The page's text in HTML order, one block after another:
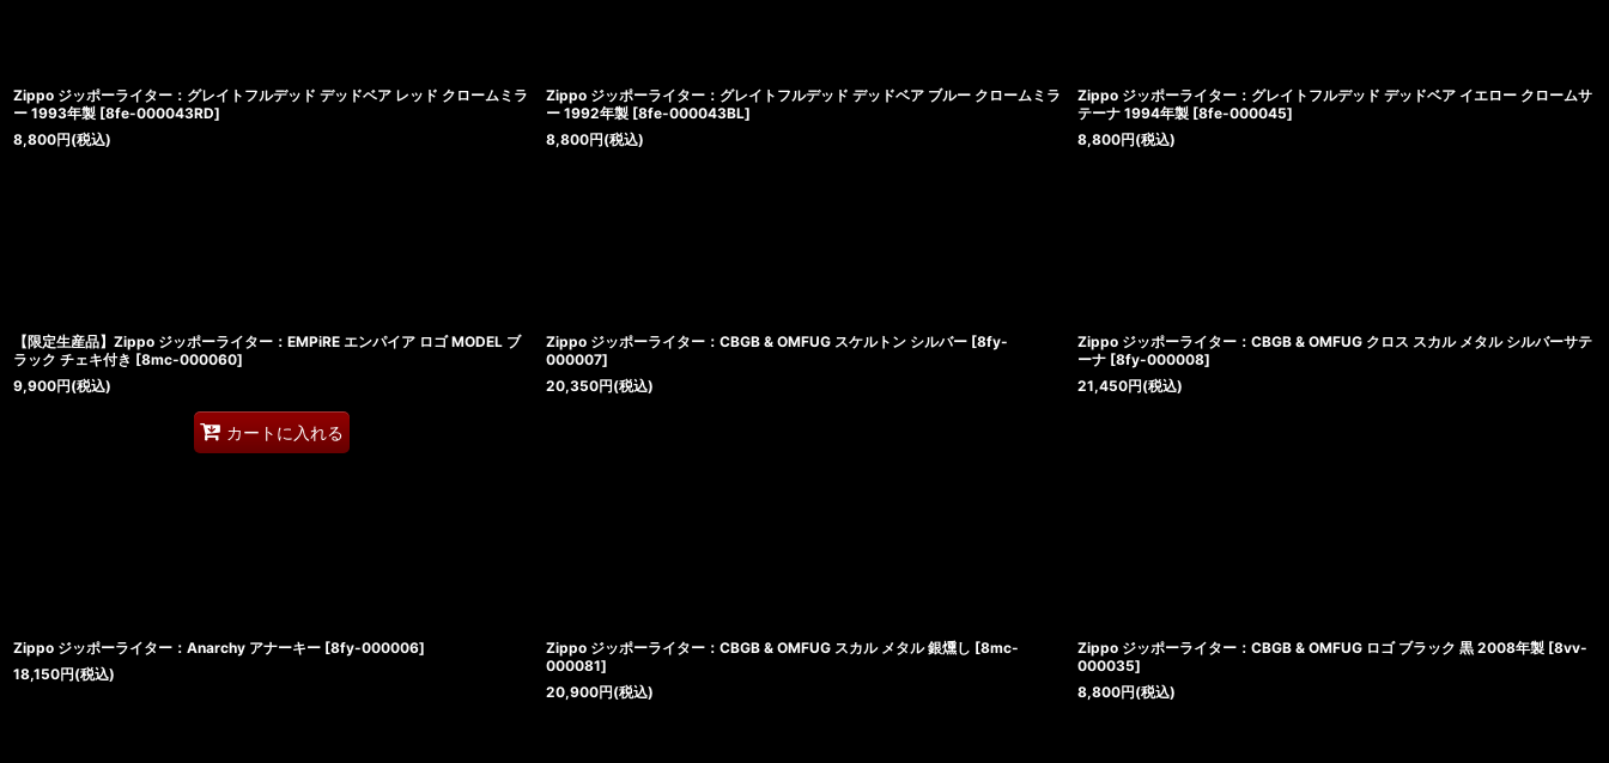
Zippo ジッポーライター：グレイトフルデッド デッドベア レッド クロームミラ
ー 1993年製 [8fe-000043RD]
8,800円(税込)
Zippo ジッポーライター：グレイトフルデッド デッドベア ブルー クロームミラ
ー 1992年製 [8fe-000043BL]
8,800円(税込)
Zippo ジッポーライター：グレイトフルデッド デッドベア イエロー クロームサ
テーナ 1994年製 [8fe-000045]
8,800円(税込)
【限定生産品】Zippo ジッポーライター：EMPiRE エンパイア ロゴ MODEL ブ
ラック チェキ付き [8mc-000060]
9,900円(税込)
カートに入れる
Zippo ジッポーライター：CBGB & OMFUG スケルトン シルバー [8fy-
000007]
20,350円(税込)
Zippo ジッポーライター：CBGB & OMFUG クロス スカル メタル シルバーサテ
ーナ [8fy-000008]
21,450円(税込)
Zippo ジッポーライター：Anarchy アナーキー [8fy-000006]
18,150円(税込)
Zippo ジッポーライター：CBGB & OMFUG スカル メタル 銀燻し [8mc-
000081]
20,900円(税込)
Zippo ジッポーライター：CBGB & OMFUG ロゴ ブラック 黒 2008年製 [8vv-
000035]
8,800円(税込)